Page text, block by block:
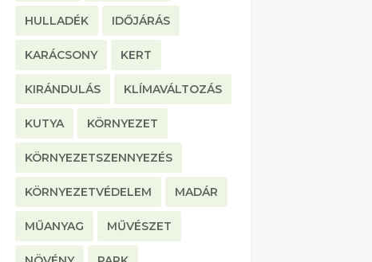
HULLADÉK IDŐJÁRÁS
KARÁCSONY KERT
KIRÁNDULÁS KLÍMAVÁLTOZÁS
KUTYA KÖRNYEZET
KÖRNYEZETSZENNYEZÉS
KÖRNYEZETVÉDELEM MADÁR
MŰANYAG MŰVÉSZET